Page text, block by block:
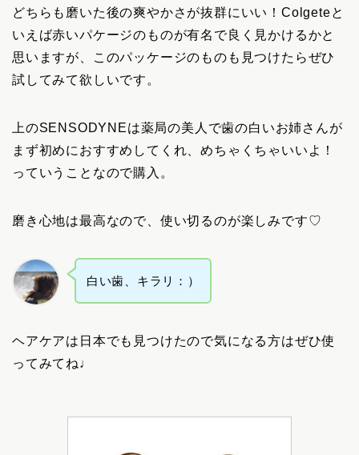
どちらも磨いた後の爽やかさが抜群にいい！Colgeteと
いえば赤いパケージのものが有名で良く見かけるかと
思いますが、このパッケージのものも見つけたらぜひ
試してみて欲しいです。
上のSENSODYNEは薬局の美人で歯の白いお姉さんが
まず初めにおすすめしてくれ、めちゃくちゃいいよ！
っていうことなので購入。
磨き心地は最高なので、使い切るのが楽しみです♡
白い歯、キラリ：）
ヘアケアは日本でも見つけたので気になる方はぜひ使
ってみてね♩